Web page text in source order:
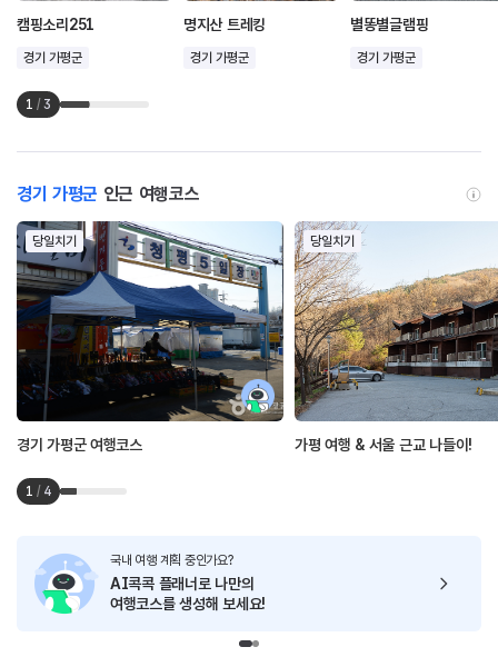
캠핑소리251
경기 가평군
명지산 트레킹
경기 가평군
별똥별글램핑
경기 가평군
1 / 3
경기 가평군 인근 여행코스
당일치기
경기 가평군 여행코스
당일치기
가평 여행 & 서울 근교 나들이!
1 / 4
국내 여행 계획 중인가요?
AI콕콕 플래너로 나만의
여행코스를 생성해 보세요!